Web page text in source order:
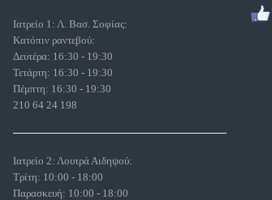
Ιατρείο 1: Λ. Βασ. Σοφίας:
Κατόπιν ραντεβού:
Δευτέρα: 16:30 - 19:30
Τετάρτη: 16:30 - 19:30
Πέμπτη: 16:30 - 19:30
210 64 24 198
Ιατρείο 2: Λουτρά Αιδηψού:
Τρίτη: 10:00 - 18:00
Παρασκευή: 10:00 - 18:00